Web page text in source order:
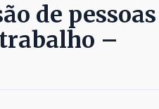
de pessoas
–